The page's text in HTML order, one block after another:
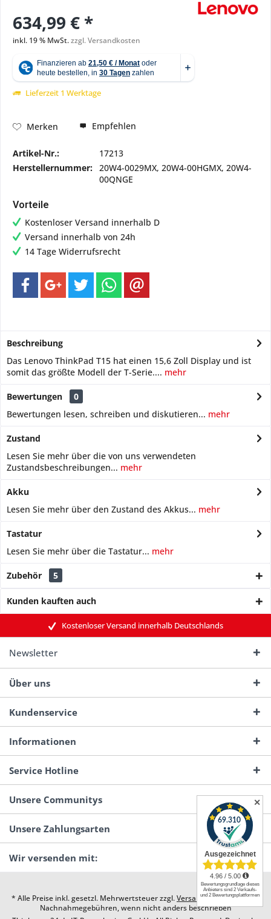
634,99 € *
inkl. 19 % MwSt.zzgl. Versandkosten
Lieferzeit 1 Werktage
Merken Empfehlen
Artikel-Nr.:
17213
Herstellernummer: 20W4-0029MX, 20W4-00HGMX, 20W4-
00QNGE
Vorteile
Kostenloser Versand innerhalb D
Versand innerhalb von 24h
14 Tage Widerrufsrecht
Beschreibung
Das Lenovo ThinkPad T15 hat einen 15,6 Zoll Display und ist
somit das größte Modell der T-Serie.... mehr
Bewertungen
0
Bewertungen lesen, schreiben und diskutieren... mehr
Zustand
Lesen Sie mehr über die von uns verwendeten
Zustandsbeschreibungen... mehr
Akku
Lesen Sie mehr über den Zustand des Akkus... mehr
Tastatur
Lesen Sie mehr über die Tastatur... mehr
Zubehör 5
Kunden kauften auch
Kostenloser Versand innerhalb Deutschlands
Newsletter
Über uns
Kundenservice
Informationen
Service Hotline
Unsere Communitys
Unsere Zahlungsarten
Wir versenden mit:
* Alle Preise inkl. gesetzl. Mehrwertsteuer zzgl.Versandkostenund ggf.
Nachnahmegebühren, wenn nicht anders beschrieben
✕